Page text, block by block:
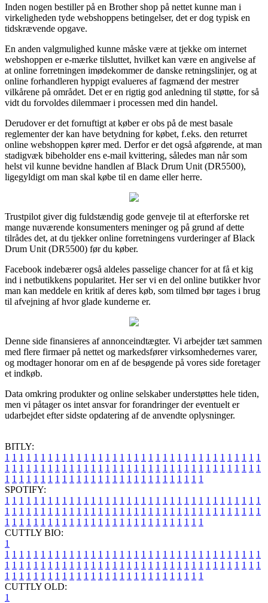
Inden nogen bestiller på en Brother shop på nettet kunne man i
virkeligheden tyde webshoppens betingelser, det er dog typisk en
tidskrævende opgave.
En anden valgmulighed kunne måske være at tjekke om internet
webshoppen er e-mærke tilsluttet, hvilket kan være en angivelse af
at online forretningen imødekommer de danske retningslinjer, og at
online forhandleren hyppigt evalueres af fagmænd der mestrer
vilkårene på området. Det er en rigtig god anledning til støtte, for så
vidt du forvoldes dilemmaer i processen med din handel.
Derudover er det fornuftigt at køber er obs på de mest basale
reglementer der kan have betydning for købet, f.eks. den returret
online webshoppen kører med. Derfor er det også afgørende, at man
stadigvæk bibeholder ens e-mail kvittering, således man når som
helst vil kunne bevidne handlen af Black Drum Unit (DR5500),
ligegyldigt om man skal købe til en dame eller herre.
Trustpilot giver dig fuldstændig gode genveje til at efterforske ret
mange nuværende konsumenters meninger og på grund af dette
tilrådes det, at du tjekker online forretningens vurderinger af Black
Drum Unit (DR5500) før du køber.
Facebook indebærer også aldeles passelige chancer for at få et kig
ind i netbutikkens popularitet. Her ser vi en del online butikker hvor
man kan meddele en kritik af deres køb, som tilmed bør tages i brug
til afvejning af hvor glade kunderne er.
Denne side finansieres af annonceindtægter. Vi arbejder tæt sammen
med flere firmaer på nettet og markedsfører virksomhedernes varer,
og modtager honorar om en af de besøgende på vores side foretager
et indkøb.
Data omkring produkter og online selskaber understøttes hele tiden,
men vi påtager os intet ansvar for forandringer der eventuelt er
udarbejdet efter sidste opdatering af de anvendte oplysninger.
BITLY:
1 1 1 1 1 1 1 1 1 1 1 1 1 1 1 1 1 1 1 1 1 1 1 1 1 1 1 1 1 1 1 1 1 1 1 1
1 1 1 1 1 1 1 1 1 1 1 1 1 1 1 1 1 1 1 1 1 1 1 1 1 1 1 1 1 1 1 1 1 1 1 1
1 1 1 1 1 1 1 1 1 1 1 1 1 1 1 1 1 1 1 1 1 1 1 1 1 1 1 1
SPOTIFY:
1 1 1 1 1 1 1 1 1 1 1 1 1 1 1 1 1 1 1 1 1 1 1 1 1 1 1 1 1 1 1 1 1 1 1 1
1 1 1 1 1 1 1 1 1 1 1 1 1 1 1 1 1 1 1 1 1 1 1 1 1 1 1 1 1 1 1 1 1 1 1 1
1 1 1 1 1 1 1 1 1 1 1 1 1 1 1 1 1 1 1 1 1 1 1 1 1 1 1 1
CUTTLY BIO:
1
1 1 1 1 1 1 1 1 1 1 1 1 1 1 1 1 1 1 1 1 1 1 1 1 1 1 1 1 1 1 1 1 1 1 1 1
1 1 1 1 1 1 1 1 1 1 1 1 1 1 1 1 1 1 1 1 1 1 1 1 1 1 1 1 1 1 1 1 1 1 1 1
1 1 1 1 1 1 1 1 1 1 1 1 1 1 1 1 1 1 1 1 1 1 1 1 1 1 1 1
CUTTLY OLD:
1